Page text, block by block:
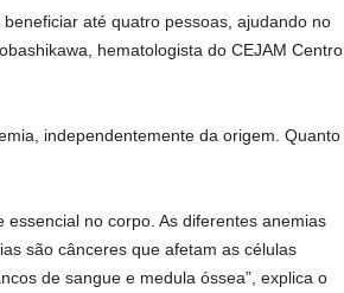
até quatro pessoas, ajudando no
hematologista do CEJAM Centro
independentemente da origem. Quanto
no corpo. As diferentes anemias
são cânceres que afetam as células
de sangue e medula óssea”, explica o